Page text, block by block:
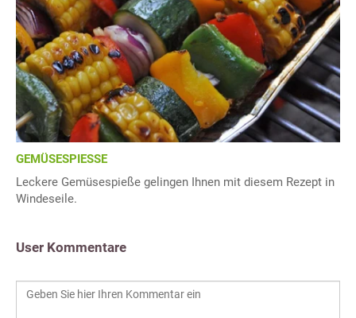
GEMÜSESPIESSE
Leckere Gemüsespieße gelingen Ihnen mit diesem Rezept in
Windeseile.
User Kommentare